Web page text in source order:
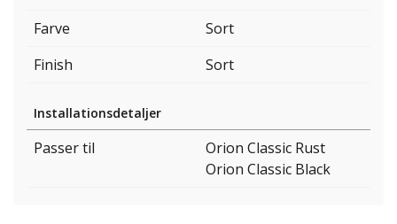
Farve
Sort
Finish
Sort
Installationsdetaljer
Passer til
Orion Classic Rust
Orion Classic Black